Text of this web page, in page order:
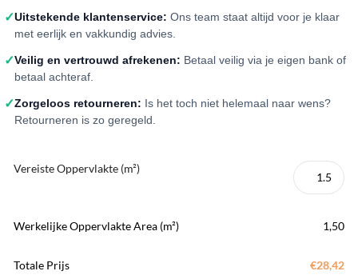
✓Uitstekende klantenservice: Ons team staat altijd voor je klaar
met eerlijk en vakkundig advies.
✓Veilig en vertrouwd afrekenen: Betaal veilig via je eigen bank of
betaal achteraf.
✓Zorgeloos retourneren: Is het toch niet helemaal naar wens?
Retourneren is zo geregeld.
Vereiste Oppervlakte (m²)
Werkelijke Oppervlakte Area (m²) 1,50
Totale Prijs €28,42